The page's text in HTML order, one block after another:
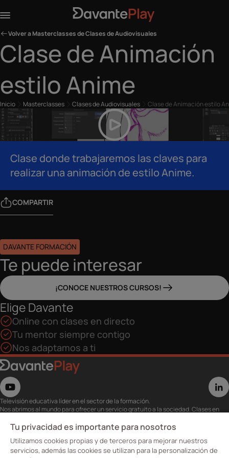
Volver a Masterclasses de Clases de Audiovisuales
Clase de Animación
estilo Anime
Inicio Masterclasses Clases de Audiovisuales Clase de Animación estilo
Clase donde trabajaremos las claves para
realizar una animación de estilo Anime.
COMPARTIR
DAVANTE FORMACIÓN
Te puede interesar
¡CONOCE NUESTROS CURSOS!
Elige Davante
Online con clases en directo
Tu mentor siempre contigo
Nos adaptamos a ti
Televisión educativa líder en el sector de la formación.
Nos abrimos al mundo para ofrecer un servicio gratuito a la sociedad. Clases en
eventos, masterclass y recursos para estudiantes…
Utiliza esta plataforma para tu formación ya seas opositor o estés formándote
para conseguir o mejorar tu empleo.
Te invitamos a conocer nuestro contenido a la carta para ver cuándo y dónde
Tu privacidad es importante para nosotros
Utilizamos cookies propias y de terceros para mejorar nuestros
servicios, además las cookies se utilizan para la personalización de